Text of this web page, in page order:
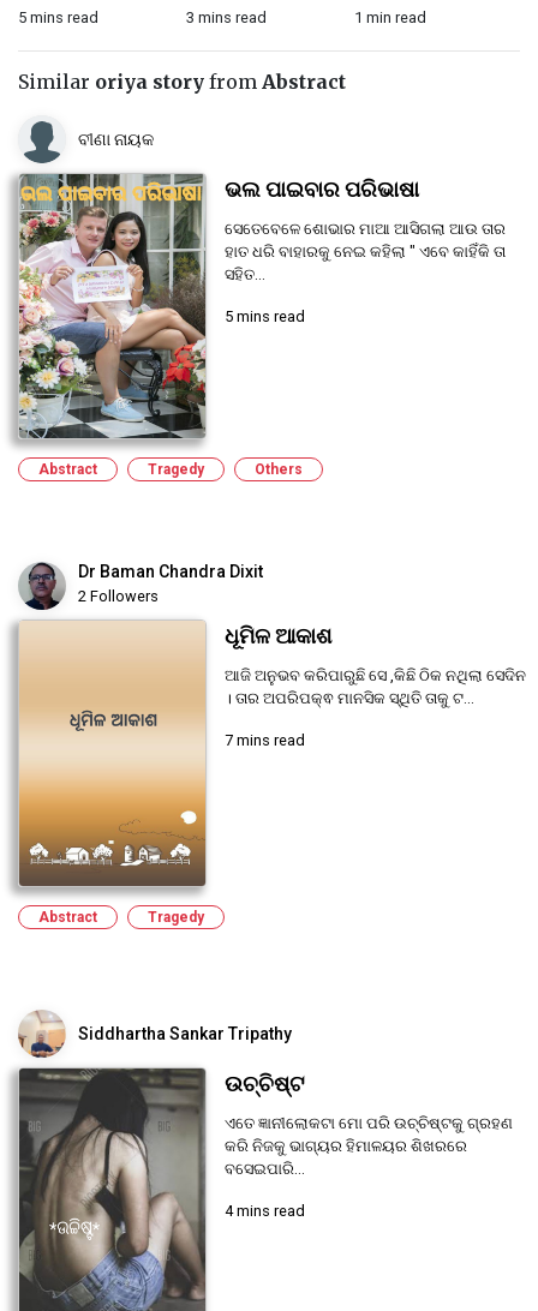
5 mins read
3 mins read
1 min read
Similar oriya story from Abstract
ବୀଣା ନାୟକ
ଭଲ ପାଇବାର ପରିଭାଷା
ସେତେବେଳେ ଶୋଭାର ମାଆ ଆସିଗଲା ଆଉ ତାର
ହାତ ଧରି ବାହାରକୁ ନେଇ କହିଲା " ଏବେ କାହିଁକି ତା
ସହିତ...
5 mins read
Abstract Tragedy Others
Dr Baman Chandra Dixit
2 Followers
ଧୂମିଳ ଆକାଶ
ଆଜି ଅନୁଭବ କରିପାରୁଛି ସେ ,କିଛି ଠିକ ନଥିଲା ସେଦିନ
। ତାର ଅପରିପକ୍ଵ ମାନସିକ ସ୍ଥିତି ତାକୁ ଟ...
7 mins read
Abstract Tragedy
Siddhartha Sankar Tripathy
ଉଚ୍ଚିଷ୍ଟ
ଏତେ ଜ୍ଞାନୀଲୋକଟା ମୋ ପରି ଉଚ୍ଚିଷ୍ଟକୁ ଗ୍ରହଣ
କରି ନିଜକୁ ଭାଗ୍ୟର ହିମାଳୟର ଶିଖରରେ
ବସେଇପାରି...
4 mins read